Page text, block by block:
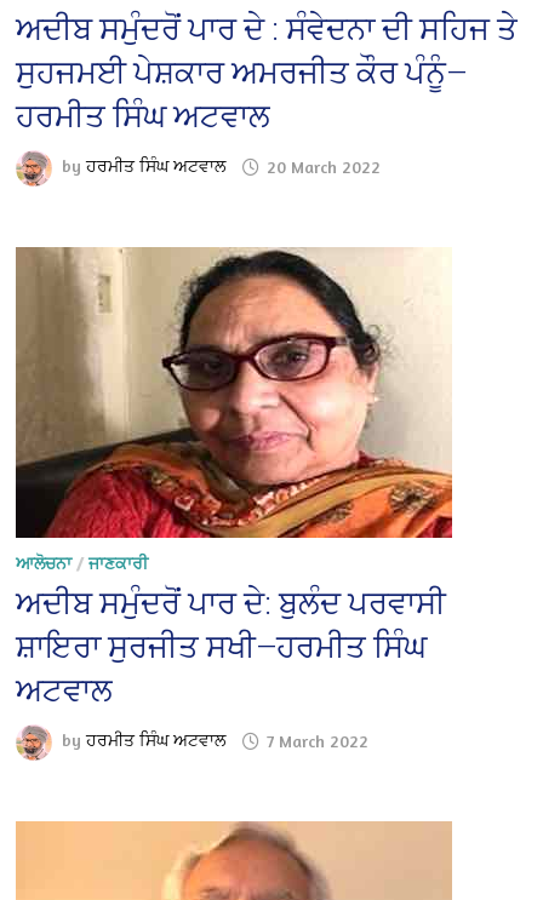
ਅਦੀਬ ਸਮੁੰਦਰੋਂ ਪਾਰ ਦੇ : ਸੰਵੇਦਨਾ ਦੀ ਸਹਿਜ ਤੇ
ਸੁਹਜਮਈ ਪੇਸ਼ਕਾਰ ਅਮਰਜੀਤ ਕੌਰ ਪੰਨੂੰ—
ਹਰਮੀਤ ਸਿੰਘ ਅਟਵਾਲ
byਹਰਮੀਤ ਸਿੰਘ ਅਟਵਾਲ 20 March 2022
ਆਲੋਚਨਾ/ਜਾਣਕਾਰੀ
ਅਦੀਬ ਸਮੁੰਦਰੋਂ ਪਾਰ ਦੇ: ਬੁਲੰਦ ਪਰਵਾਸੀ
ਸ਼ਾਇਰਾ ਸੁਰਜੀਤ ਸਖੀ—ਹਰਮੀਤ ਸਿੰਘ
ਅਟਵਾਲ
byਹਰਮੀਤ ਸਿੰਘ ਅਟਵਾਲ 7 March 2022